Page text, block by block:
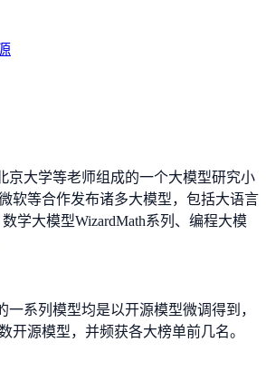
京大学等老师组成的一个大模型研究小
软等合作发布诸多大模型，包括大语言
学大模型WizardMath系列、编程大模
一系列模型均是以开源模型微调得到，
开源模型，并频获各大榜单前几名。